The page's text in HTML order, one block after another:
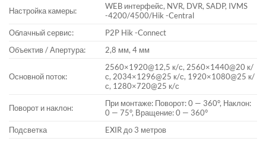
Настройка камеры:
WEB интерфейс, NVR, DVR, SADP, IVMS
-4200/4500/Hik -Central
Облачный сервис:
P2P Hik -Connect
Объектив / Апертура:
2,8 мм, 4 мм
Основной поток:
2560×1920@12,5 к/с, 2560×1440@20 к/
с, 2034×1296@25 к/с, 1920×1080@25 к/
с, 1280×720@25 к/с
Поворот и наклон:
При монтаже: Поворот: 0 — 360°, Наклон:
0 — 75°, Вращение: 0 — 360°
Подсветка
EXIR до 3 метров